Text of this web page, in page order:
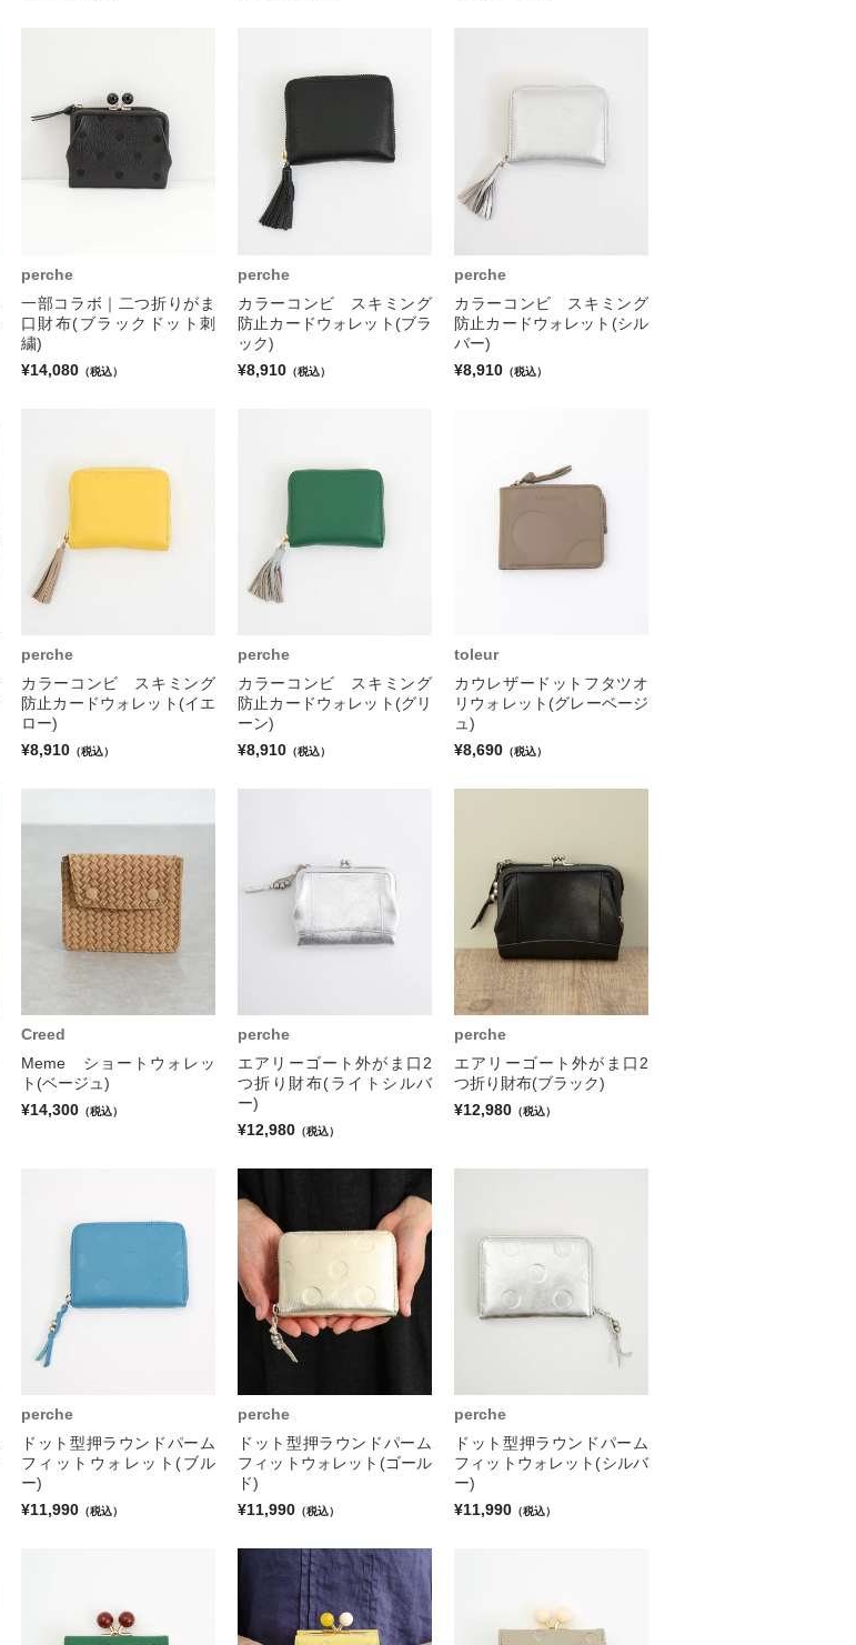
perche
一部コラボ｜二つ折りがま
口財布(ブラックドット刺
繍)
¥14,080 （税込）
perche
カラーコンビ スキミング
防止カードウォレット(ブラ
ック)
¥8,910 （税込）
perche
カラーコンビ スキミング
防止カードウォレット(シル
バー)
¥8,910 （税込）
perche
カラーコンビ スキミング
防止カードウォレット(イエ
ロー)
¥8,910 （税込）
perche
カラーコンビ スキミング
防止カードウォレット(グリ
ーン)
¥8,910 （税込）
toleur
カウレザードットフタツオ
リウォレット(グレーベージ
ュ)
¥8,690 （税込）
Creed
Meme ショートウォレッ
ト(ベージュ)
¥14,300 （税込）
perche
エアリーゴート外がま口2
つ折り財布(ライトシルバ
ー)
¥12,980 （税込）
perche
エアリーゴート外がま口2
つ折り財布(ブラック)
¥12,980 （税込）
perche
ドット型押ラウンドパーム
フィットウォレット(ブル
ー)
¥11,990 （税込）
perche
ドット型押ラウンドパーム
フィットウォレット(ゴール
ド)
¥11,990 （税込）
perche
ドット型押ラウンドパーム
フィットウォレット(シルバ
ー)
¥11,990 （税込）